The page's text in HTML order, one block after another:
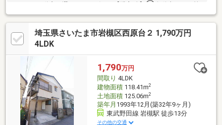
と住宅ローンの「おまとめローン」のご紹介②住宅設備機器保証
最長10年③緊急駆けつけサービス無料24時間④コールセンター
相談無料24時間（修理対応受付け）⑤建築士によるインスペクシ
ョン⑥ヤマダ電機の商品券5万円分⑦諸費用割引きは弊社ホーム
50％OFF②水廻りクリーニングサービス③建築士によるインス
ペクション
埼玉県さいたま市岩槻区西原台２ 1,790万円
4LDK
1,790万円
間取り 4LDK
建物面積118.41m2
土地面積125.06m2
築年月 1993年12月(築32年9ヶ月)
東武野田線 岩槻駅 徒歩13分
その他の交通